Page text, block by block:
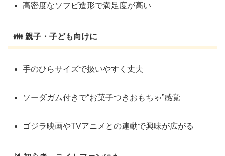
高密度なソフビ造形で満足度が高い
👪 親子・子ども向けに
手のひらサイズで扱いやすく丈夫
ソーダガム付きで“お菓子つきおもちゃ”感覚
ゴジラ映画やTVアニメとの連動で興味が広がる